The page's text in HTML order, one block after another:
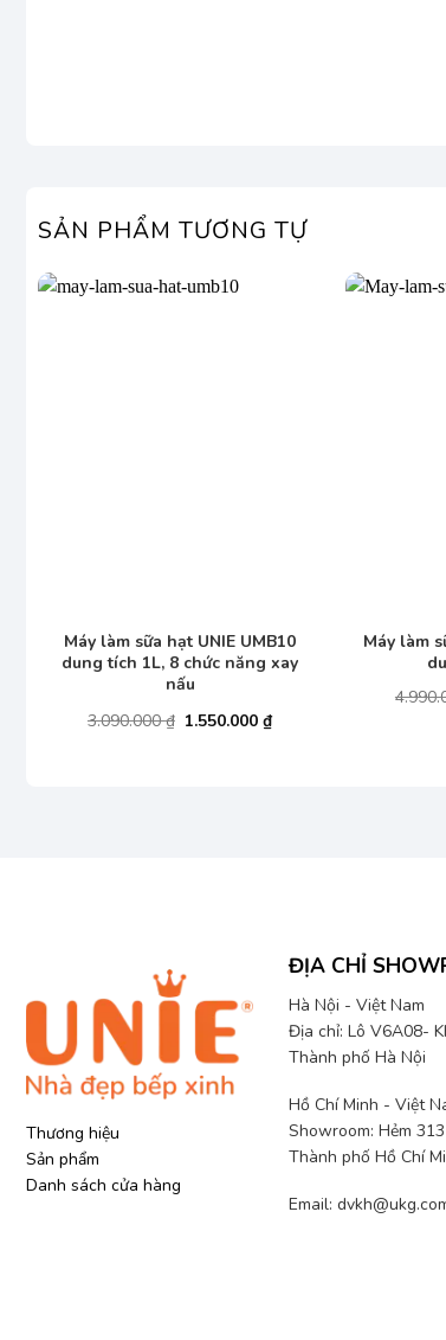
SẢN PHẨM TƯƠNG TỰ
Máy làm sữa hạt UNIE UMB10
dung tích 1L, 8 chức năng xay
nấu
3.090.000₫ Giá
1.550.000₫Giá
hiện
Máy làm
Thương hiệu
Sản phẩm
Danh sách cửa hàng
ĐỊA CHỈ
Hà Nội - Việt Nam
Địa chỉ: Lô V6A08-
Thành phố Hà Nội
Hồ Chí Minh - Việt
Showroom: Hẻm
Thành phố Hồ Chí
Email: